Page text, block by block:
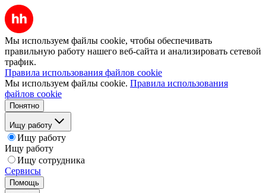
Мы используем файлы cookie, чтобы обеспечивать
правильную работу нашего веб-сайта и анализировать сетевой
трафик.
Правила использования файлов cookie
Мы используем файлы cookie. Правила использования
файлов cookie
Понятно
Ищу работу
Ищу работу
Ищу работу
Ищу сотрудника
Сервисы
Помощь